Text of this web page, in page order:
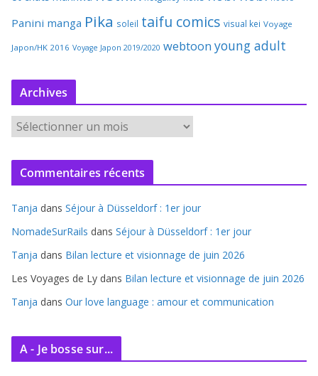
Panini manga Pika soleil taifu comics visual kei Voyage
Japon/HK 2016 Voyage Japon 2019/2020 webtoon young adult
Archives
c
v
e
s
Commentaires récents
Tanja dans Séjour à Düsseldorf : 1er jour
NomadeSurRails dans Séjour à Düsseldorf : 1er jour
Tanja dans Bilan lecture et visionnage de juin 2026
Les Voyages de Ly dans Bilan lecture et visionnage de juin 2026
Tanja dans Our love language : amour et communication
A - Je bosse sur...